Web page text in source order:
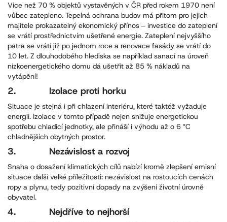
Více než 70 % objektů vystavěných v ČR před rokem 1970 není
vůbec zatepleno. Tepelná ochrana budov má přitom pro jejich
majitele prokazatelný ekonomický přínos ‒ investice do zateplení
se vrátí prostřednictvím ušetřené energie. Zateplení nejvyššího
patra se vrátí již po jednom roce a renovace fasády se vrátí do
10 let. Z dlouhodobého hlediska se například sanací na úroveň
nízkoenergetického domu dá ušetřit až 85 % nákladů na
vytápění!
2. Izolace proti horku
Situace je stejná i při chlazení interiéru, které taktéž vyžaduje
energii. Izolace v tomto případě nejen snižuje energetickou
spotřebu chladicí jednotky, ale přináší i výhodu až o 6 °C
chladnějších obytných prostor.
3. Nezávislost a rozvoj
Snaha o dosažení klimatických cílů nabízí kromě zlepšení emisní
situace další velké příležitosti: nezávislost na rostoucích cenách
ropy a plynu, tedy pozitivní dopady na zvýšení životní úrovně
obyvatel.
4. Nejdříve to nejhorší